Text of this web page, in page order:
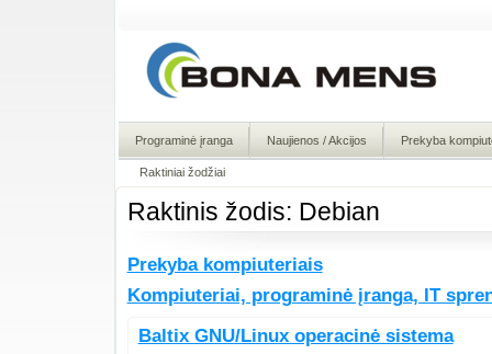
Programinė įranga Naujienos / Akcijos Prekyba
Raktiniai žodžiai
Raktinis žodis: Debian
Prekyba kompiuteriais
Kompiuteriai, programinė įranga, IT
Baltix GNU/Linux operacinė sistema